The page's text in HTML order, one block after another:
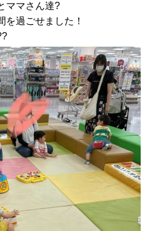
ママさん達?
を過ごせました！